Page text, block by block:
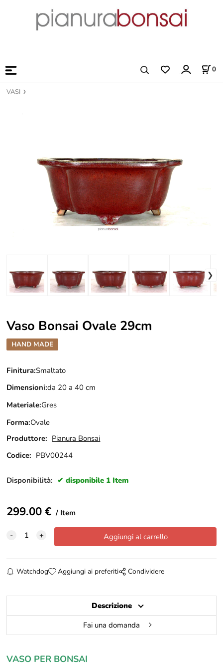
0
VASI
Vaso Bonsai Ovale 29cm
HAND MADE
Finitura:Smaltato
Dimensioni:da 20 a 40 cm
Materiale:Gres
Forma:Ovale
Produttore: Pianura Bonsai
Codice: PBV00244
Disponibilità: disponibile 1 Item
299.00€ Item
Watchdog Aggiungi ai preferiti Condividere
Descrizione
Fai una domanda
VASO PER BONSAI